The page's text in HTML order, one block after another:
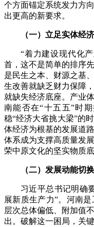
个方面锚定系统发力方
出更高的新要求。
（一）立足实体经
“着力建设现代化
首，这不是简单的排序
是民生之本、财源之基
生改善就缺乏财力保障
就缺失经济底座。产业
南能否在“十五五”时
稳“经济大省挑大梁”的
体经济为根基的发展道
体系成为支撑高质量发
荣中原文化的坚实物质底
（二）发展动能切
习近平总书记明确
展新质生产力”。河南
层次总体偏低、附加值
出。破解这一困局，关